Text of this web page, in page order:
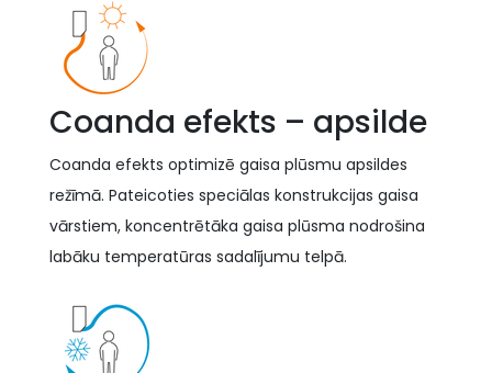
Coanda efekts – apsilde
Coanda efekts optimizē gaisa plūsmu apsildes
režīmā. Pateicoties speciālas konstrukcijas gaisa
vārstiem, koncentrētāka gaisa plūsma nodrošina
labāku temperatūras sadalījumu telpā.